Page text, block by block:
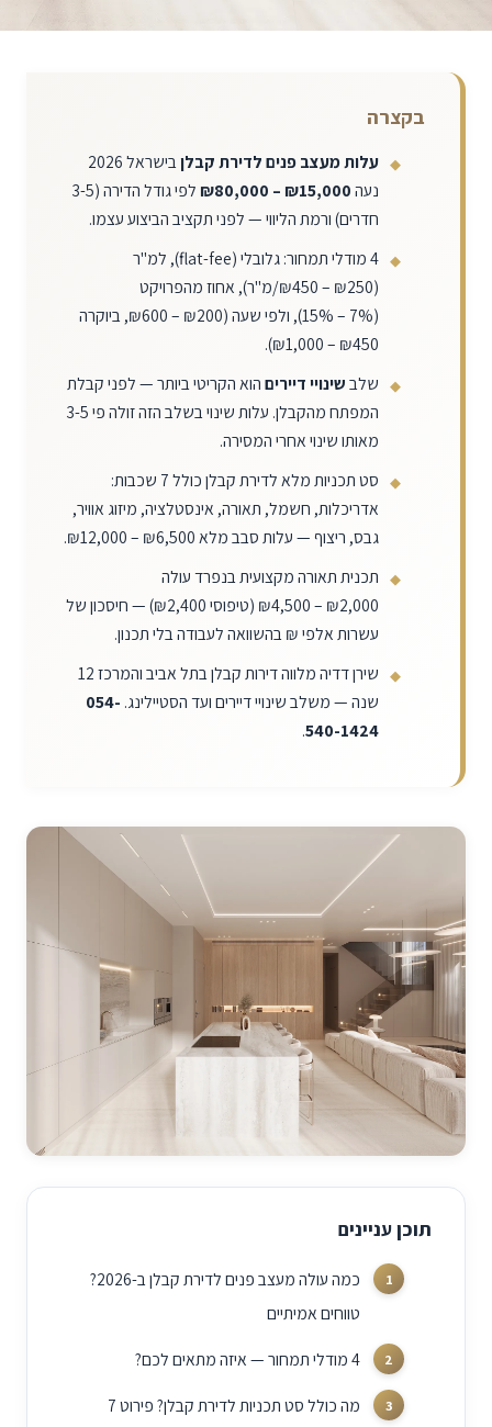
בקצרה
עלות מעצב פנים לדירת קבלן
בישראל 2026
נעה₪80,000 – ₪15,000
לפי גודל הדירה (3-5
חדרים) ורמת הליווי — לפני תקציב הביצוע עצמו.
4 מודלי תמחור: גלובלי (flat-fee), למ"ר
(
₪450 – ₪250/מ"ר), אחוז מהפרויקט
(
15% – 7%), ולפי שעה (₪600 – ₪200, ביוקרה
₪1,000 – ₪450
).
שלבשינויי דייריםהוא הקריטי ביותר — לפני קבלת
המפתח מהקבלן. עלות שינוי בשלב הזה זולה פי 3-5
מאותו שינוי אחרי המסירה.
סט תכניות מלא לדירת קבלן כולל 7 שכבות:
אדריכלות, חשמל, תאורה, אינסטלציה, מיזוג אוויר,
גבס, ריצוף — עלות סבב מלא₪12,000 – ₪6,500
.
תכנית תאורה מקצועית בנפרד עולה
₪4,500 – ₪2,000
(טיפוסי ₪2,400) — חיסכון של
עשרות אלפי ₪ בהשוואה לעבודה בלי תכנון.
שירן דדיה מלווה דירות קבלן בתל אביב והמרכז 12
שנה — משלב שינויי דיירים ועד הסטיילינג. 054-
540-1424
.
תוכן עניינים
כמה עולה מעצב פנים לדירת קבלן ב-2026?
טווחים אמיתיים
4 מודלי תמחור — איזה מתאים לכם?
מה כולל סט תכניות לדירת קבלן? פירוט 7